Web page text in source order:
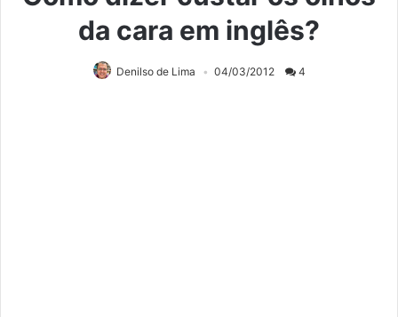
da cara em inglês?
Denilso de Lima 04/03/2012 4